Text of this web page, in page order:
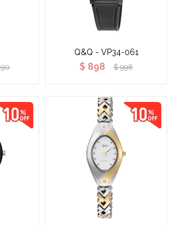
Q&Q - VP34-061
$ 898 $ 998